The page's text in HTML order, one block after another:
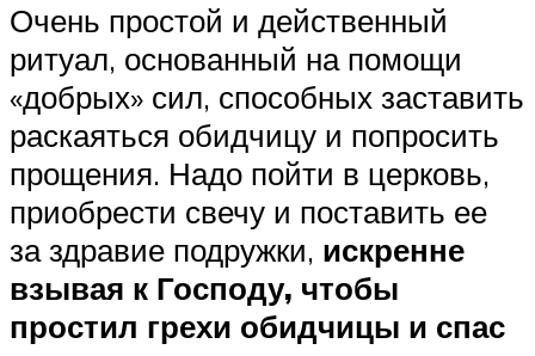
Очень простой и действенный
ритуал, основанный на помощи
«добрых» сил, способных заставить
раскаяться обидчицу и попросить
прощения. Надо пойти в церковь,
приобрести свечу и поставить ее
за здравие подружки, искренне
взывая к Господу, чтобы
простил грехи обидчицы и спас